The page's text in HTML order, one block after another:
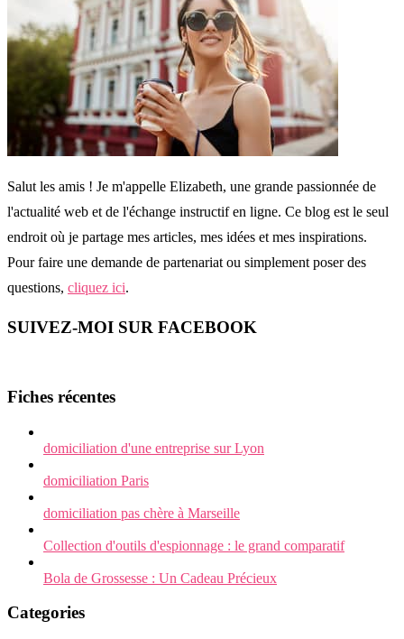
Salut les amis ! Je m'appelle Elizabeth, une grande passionnée de
l'actualité web et de l'échange instructif en ligne. Ce blog est le seul
endroit où je partage mes articles, mes idées et mes inspirations.
Pour faire une demande de partenariat ou simplement poser des
questions, cliquez ici.
SUIVEZ-MOI SUR FACEBOOK
Fiches récentes
domiciliation d'une entreprise sur Lyon
domiciliation Paris
domiciliation pas chère à Marseille
Collection d'outils d'espionnage : le grand comparatif
Bola de Grossesse : Un Cadeau Précieux
Categories